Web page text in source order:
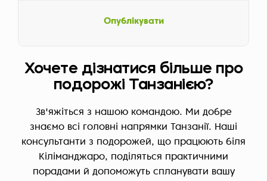
Опублікувати
Хочете дізнатися більше про
подорожі Танзанією?
Зв'яжіться з нашою командою. Ми добре
знаємо всі головні напрямки Танзанії. Наші
консультанти з подорожей, що працюють біля
Кіліманджаро, поділяться практичними
порадами й допоможуть спланувати вашу